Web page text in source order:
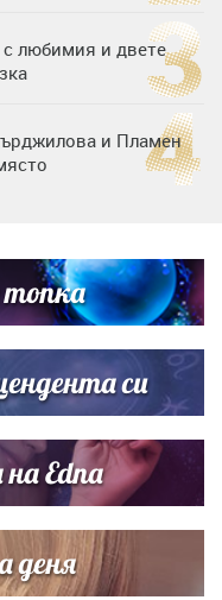
любимия и двете
и Пламен
си
Edna
деня